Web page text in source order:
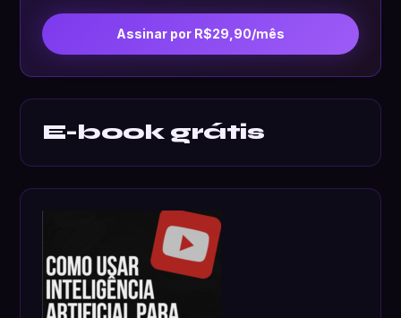
Assinar por R$29,90/mês
E-book grátis